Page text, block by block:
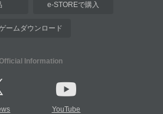
e-STOREで購入
ームダウンロード
Information
YouTube